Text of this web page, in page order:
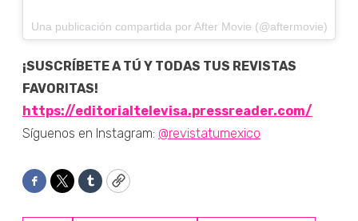
Una publicación compartida por After Movie (@aftermovie)
¡SUSCRÍBETE A TÚ Y TODAS TUS REVISTAS
FAVORITAS!
https://editorialtelevisa.pressreader.com/
Síguenos en Instagram: @revistatumexico
Facebook
TwitterTumblrCopy